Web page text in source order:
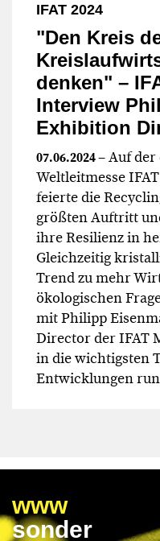
IFAT 2024
"Den Kreis
denken" –
Interview
Exhibition
07.06.2024– Auf
Weltleitmesse
feierte die
größten Auftritt
ihre Resilienz in
Gleichzeitig
Trend zu mehr
ökologischen
mit Philipp
Director der IFAT
in die wichtigsten
Entwicklungen
www
sonder